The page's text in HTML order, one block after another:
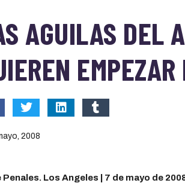
AGUILAS DEL
EMPEZAR
2008
Penales. Los Angeles | 7 de mayo de